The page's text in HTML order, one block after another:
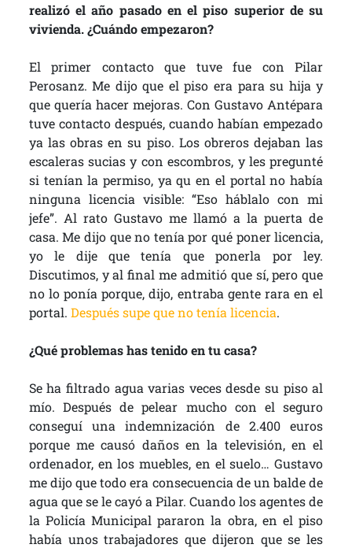
realizó el año pasado en el piso superior de su
vivienda. ¿Cuándo empezaron?
El primer contacto que tuve fue con Pilar
Perosanz. Me dijo que el piso era para su hija y
que quería hacer mejoras. Con Gustavo Antépara
tuve contacto después, cuando habían empezado
ya las obras en su piso. Los obreros dejaban las
escaleras sucias y con escombros, y les pregunté
si tenían la permiso, ya qu en el portal no había
ninguna licencia visible: “Eso háblalo con mi
jefe”. Al rato Gustavo me llamó a la puerta de
casa. Me dijo que no tenía por qué poner licencia,
yo le dije que tenía que ponerla por ley.
Discutimos, y al final me admitió que sí, pero que
no lo ponía porque, dijo, entraba gente rara en el
portal. Después supe que no tenía licencia.
¿Qué problemas has tenido en tu casa?
Se ha filtrado agua varias veces desde su piso al
mío. Después de pelear mucho con el seguro
conseguí una indemnización de 2.400 euros
porque me causó daños en la televisión, en el
ordenador, en los muebles, en el suelo… Gustavo
me dijo que todo era consecuencia de un balde de
agua que se le cayó a Pilar. Cuando los agentes de
la Policía Municipal pararon la obra, en el piso
había unos trabajadores que dijeron que se les